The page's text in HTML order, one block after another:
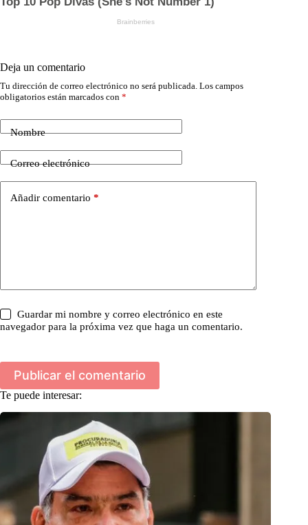
Deja un comentario
Tu dirección de correo electrónico no será publicada. Los campos
obligatorios están marcados con *
Nombre
Correo electrónico
Añadir comentario *
Guardar mi nombre y correo electrónico en este
navegador para la próxima vez que haga un comentario.
Publicar el comentario
Te puede interesar: